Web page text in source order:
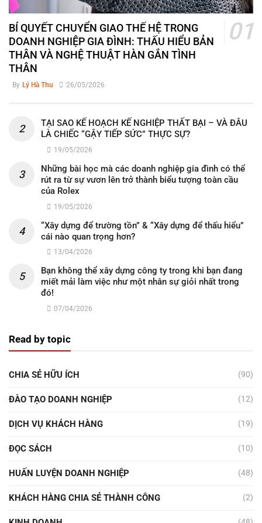
BÍ QUYẾT CHUYỂN GIAO THẾ HỆ TRONG
DOANH NGHIỆP GIA ĐÌNH: THẤU HIỂU BẢN
THÂN VÀ NGHỆ THUẬT HÀN GẮN TÌNH
THÂN
By Lý Hà Thu 26/05/2026
TẠI SAO KẾ HOẠCH KẾ NGHIỆP THẤT BẠI – VÀ ĐÂU
LÀ CHIẾC “GẬY TIẾP SỨC” THỰC SỰ?
19/05/2026
Những bài học mà các doanh nghiệp gia đình có thể
rút ra từ sự vươn lên trở thành biểu tượng toàn cầu
của Rolex
19/05/2026
“Xây dựng để trường tồn” & “Xây dựng để thấu hiểu”
cái nào quan trọng hơn?
13/04/2026
Bạn không thể xây dựng công ty trong khi bạn đang
miết mải làm việc như một nhân sự giỏi nhất trong
đó!
07/04/2026
Read by topic
CHIA SẺ HỮU ÍCH (90)
ĐÀO TẠO DOANH NGHIỆP (12)
DỊCH VỤ KHÁCH HÀNG (19)
ĐỌC SÁCH (10)
HUẤN LUYỆN DOANH NGHIỆP (48)
KHÁCH HÀNG CHIA SẺ THÀNH CÔNG (2)